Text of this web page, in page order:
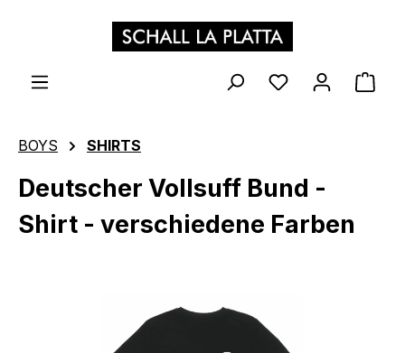
Zum Hauptinhalt springen
BOYS SHIRTS
Deutscher Vollsuff Bund -
Shirt - verschiedene Farben
Bildergalerie überspringen